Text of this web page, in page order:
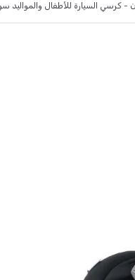
- كرسي السيارة للأطفال والمواليد سومو -